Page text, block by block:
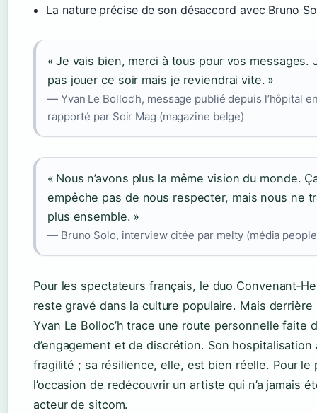
La nature précise de son désaccord avec Bruno
« Je vais bien, merci à tous pour vos messages.
pas jouer ce soir mais je reviendrai vite. »
— Yvan Le Bolloc’h, message publié depuis l’hôpital
rapporté par Soir Mag (magazine belge)
« Nous n’avons plus la même vision du monde.
empêche pas de nous respecter, mais nous ne
plus ensemble. »
— Bruno Solo, interview citée par melty (média
Pour les spectateurs français, le duo
reste gravé dans la culture populaire. Mais derrière
Yvan Le Bolloc’h trace une route personnelle faite
d’engagement et de discrétion. Son hospitalisation
fragilité ; sa résilience, elle, est bien réelle. Pour le
l’occasion de redécouvrir un artiste qui n’a jamais
acteur de sitcom.